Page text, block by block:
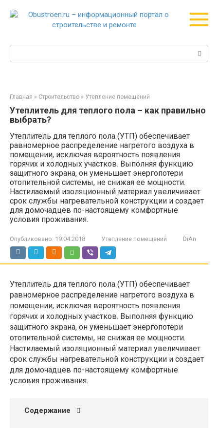
Поиск:
Главная » Строительство » Утепление помещений
Утеплитель для теплого пола – как правильно
выбрать?
Утеплитель для теплого пола (УТП) обеспечивает
равномерное распределение нагретого воздуха в
помещении, исключая вероятность появления
горячих и холодных участков. Выполняя функцию
защитного экрана, он уменьшает энергопотери
отопительной системы, не снижая ее мощности.
Настилаемый изоляционный материал увеличивает
срок службы нагревательной конструкции и создает
для домочадцев по-настоящему комфортные
условия проживания.
Опубликовано: 19.04.2018 Утепление помещений DiAn
Утеплитель для теплого пола (УТП) обеспечивает
равномерное распределение нагретого воздуха в
помещении, исключая вероятность появления
горячих и холодных участков. Выполняя функцию
защитного экрана, он уменьшает энергопотери
отопительной системы, не снижая ее мощности.
Настилаемый изоляционный материал увеличивает
срок службы нагревательной конструкции и создает
для домочадцев по-настоящему комфортные
условия проживания.
Содержание